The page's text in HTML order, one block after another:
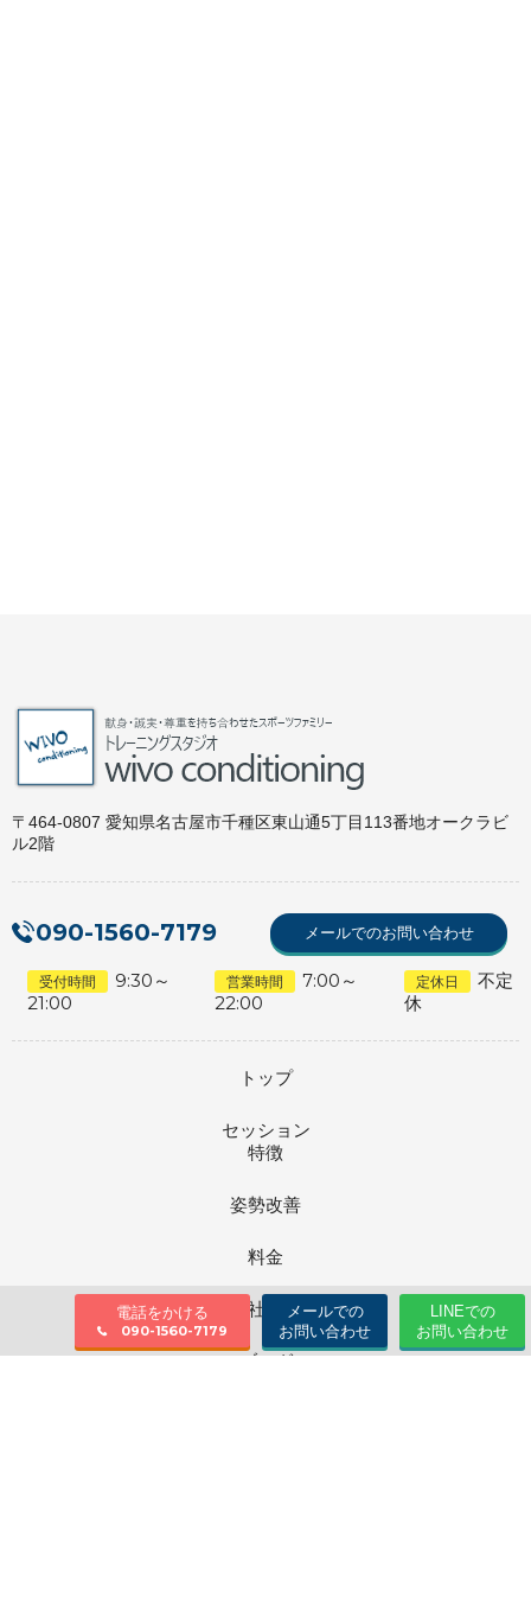
〒464-0807 愛知県名古屋市千種区東山通5丁目113番地オークラビ
ル2階
090-1560-7179 メールでのお問い合わせ
受付時間
9:30～
21:00
営業時間
7:00～
22:00
定休日
不定
休
トップ
セッション
特徴
姿勢改善
料金
会社情報
ブログ
電話をかける
090-1560-7179
メールでの
お問い合わせ
LINEでの
お問い合わせ